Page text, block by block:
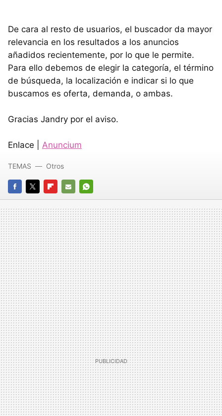
De cara al resto de usuarios, el buscador da mayor
relevancia en los resultados a los anuncios
añadidos recientemente, por lo que le permite.
Para ello debemos de elegir la categoría, el término
de búsqueda, la localización e indicar si lo que
buscamos es oferta, demanda, o ambas.
Gracias Jandry por el aviso.
Enlace | Anuncium
FACEBOOK
TWITTERFLIPBOARD
E-
MAIL
WHATSAPP
TEMAS Otros